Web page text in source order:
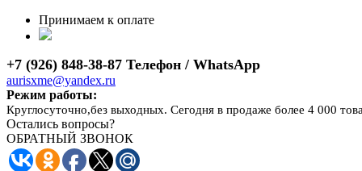
Принимаем к оплате
+7 (926) 848-38-87 Телефон / WhatsApp
aurisxme@yandex.ru
Режим работы:
Круглосуточно,без выходных. Сегодня в продаже более 4 000
Остались вопросы?
ОБРАТНЫЙ ЗВОНОК